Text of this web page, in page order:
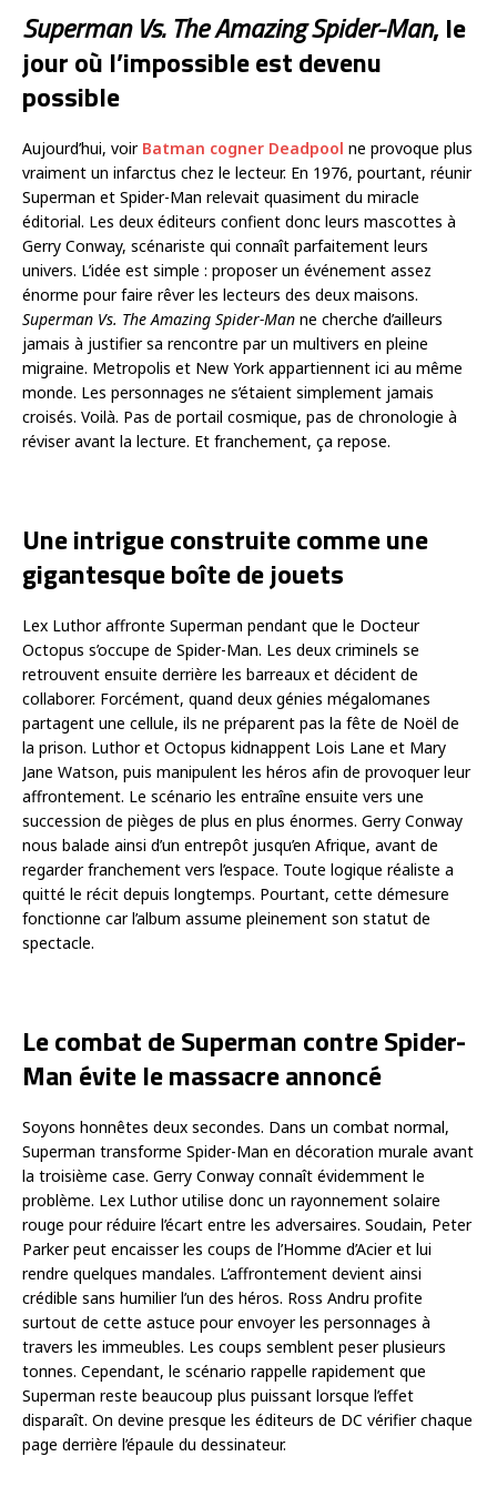
Superman Vs. The Amazing Spider-Man, le
jour où l’impossible est devenu
possible
Aujourd’hui, voir Batman cogner Deadpool ne provoque plus
vraiment un infarctus chez le lecteur. En 1976, pourtant, réunir
Superman et Spider-Man relevait quasiment du miracle
éditorial. Les deux éditeurs confient donc leurs mascottes à
Gerry Conway, scénariste qui connaît parfaitement leurs
univers. L’idée est simple : proposer un événement assez
énorme pour faire rêver les lecteurs des deux maisons.
Superman Vs. The Amazing Spider-Man ne cherche d’ailleurs
jamais à justifier sa rencontre par un multivers en pleine
migraine. Metropolis et New York appartiennent ici au même
monde. Les personnages ne s’étaient simplement jamais
croisés. Voilà. Pas de portail cosmique, pas de chronologie à
réviser avant la lecture. Et franchement, ça repose.
Une intrigue construite comme une
gigantesque boîte de jouets
Lex Luthor affronte Superman pendant que le Docteur
Octopus s’occupe de Spider-Man. Les deux criminels se
retrouvent ensuite derrière les barreaux et décident de
collaborer. Forcément, quand deux génies mégalomanes
partagent une cellule, ils ne préparent pas la fête de Noël de
la prison. Luthor et Octopus kidnappent Lois Lane et Mary
Jane Watson, puis manipulent les héros afin de provoquer leur
affrontement. Le scénario les entraîne ensuite vers une
succession de pièges de plus en plus énormes. Gerry Conway
nous balade ainsi d’un entrepôt jusqu’en Afrique, avant de
regarder franchement vers l’espace. Toute logique réaliste a
quitté le récit depuis longtemps. Pourtant, cette démesure
fonctionne car l’album assume pleinement son statut de
spectacle.
Le combat de Superman contre Spider-
Man évite le massacre annoncé
Soyons honnêtes deux secondes. Dans un combat normal,
Superman transforme Spider-Man en décoration murale avant
la troisième case. Gerry Conway connaît évidemment le
problème. Lex Luthor utilise donc un rayonnement solaire
rouge pour réduire l’écart entre les adversaires. Soudain, Peter
Parker peut encaisser les coups de l’Homme d’Acier et lui
rendre quelques mandales. L’affrontement devient ainsi
crédible sans humilier l’un des héros. Ross Andru profite
surtout de cette astuce pour envoyer les personnages à
travers les immeubles. Les coups semblent peser plusieurs
tonnes. Cependant, le scénario rappelle rapidement que
Superman reste beaucoup plus puissant lorsque l’effet
disparaît. On devine presque les éditeurs de DC vérifier chaque
page derrière l’épaule du dessinateur.